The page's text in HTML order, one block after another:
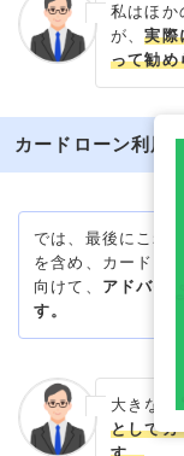
私はほか
が、実際
って勧め
カードローン利用
では、最後にこれ
を含め、カードロ
向けて、 アドバイ
す。
大きなお
としてカ